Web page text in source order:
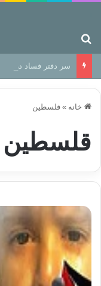
سر دفتر فساد در
خانه » قلسطین
قلسطین